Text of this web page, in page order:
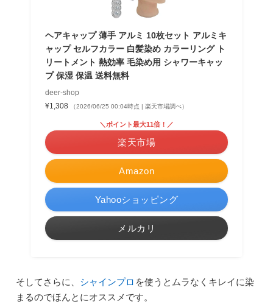
ヘアキャップ 薄手 アルミ 10枚セット アルミキ
ャップ セルフカラー 白髪染め カラーリング ト
リートメント 熱効率 毛染め用 シャワーキャッ
プ 保湿 保温 送料無料
deer-shop
¥1,308
（2026/06/25 00:04時点 | 楽天市場調べ）
Amazon
＼ポイント最大11倍！／
楽天市場
Yahooショッピング
メルカリ
そしてさらに、 シャインプロ を使うとムラなくキレイに染
まるのでほんとにオススメです。